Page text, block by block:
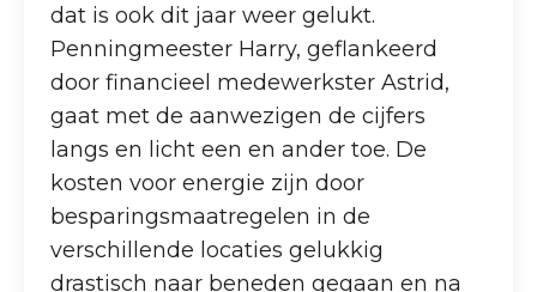
dat is ook dit jaar weer gelukt.
Penningmeester Harry, geflankeerd
door financieel medewerkster Astrid,
gaat met de aanwezigen de cijfers
langs en licht een en ander toe. De
kosten voor energie zijn door
besparingsmaatregelen in de
verschillende locaties gelukkig
drastisch naar beneden gegaan en na